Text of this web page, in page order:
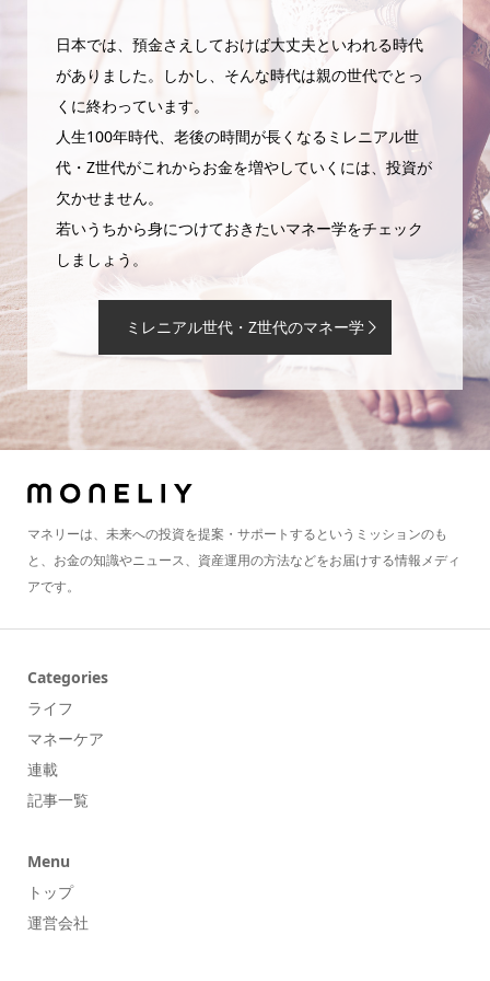
日本では、預金さえしておけば大丈夫といわれる時代
がありました。しかし、そんな時代は親の世代でとっ
くに終わっています。
人生100年時代、老後の時間が長くなるミレニアル世
代・Z世代がこれからお金を増やしていくには、投資が
欠かせません。
若いうちから身につけておきたいマネー学をチェック
しましょう。
ミレニアル世代・Z世代のマネー学
マネリーは、未来への投資を提案・サポートするというミッションのも
と、お金の知識やニュース、資産運用の方法などをお届けする情報メディ
アです。
Categories
ライフ
マネーケア
連載
記事一覧
Menu
トップ
運営会社